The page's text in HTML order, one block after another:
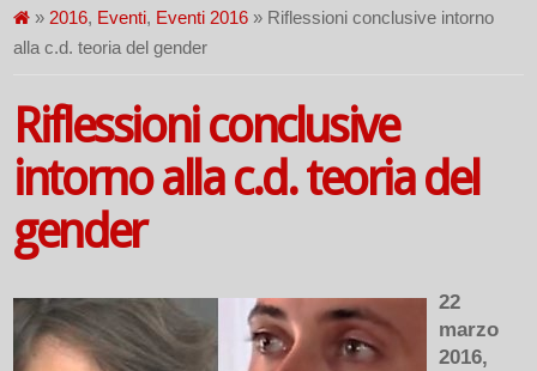
» 2016, Eventi, Eventi 2016 » Riflessioni conclusive intorno
alla c.d. teoria del gender
Riflessioni conclusive
intorno alla c.d. teoria del
gender
22
marzo
2016,